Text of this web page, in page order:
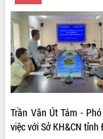
Khơi thông điểm nghẽn,
giải ngân vốn khắc phục
HĐND tỉnh thông qua
hoạch tỉnh thời kỳ 2021-
Hội thảo góp ý hồ sơ
hoạch tỉnh Đắk Lắk thời
Nâng cao hiệu quả hoạt
doanh nghiệp nhà nước
Trần Văn Út Tám -
việc với Sở KH&CN tỉnh